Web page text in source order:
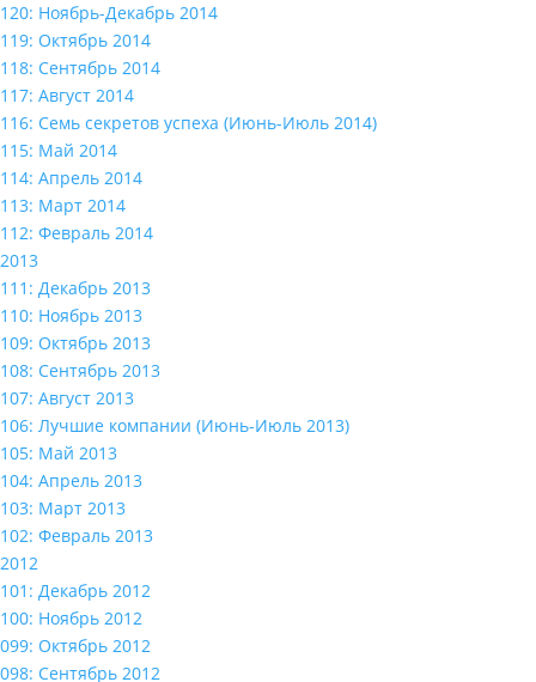
120: Ноябрь-Декабрь 2014
119: Октябрь 2014
118: Сентябрь 2014
117: Август 2014
116: Семь секретов успеха (Июнь-Июль 2014)
115: Май 2014
114: Апрель 2014
113: Март 2014
112: Февраль 2014
2013
111: Декабрь 2013
110: Ноябрь 2013
109: Октябрь 2013
108: Сентябрь 2013
107: Август 2013
106: Лучшие компании (Июнь-Июль 2013)
105: Май 2013
104: Апрель 2013
103: Март 2013
102: Февраль 2013
2012
101: Декабрь 2012
100: Ноябрь 2012
099: Октябрь 2012
098: Сентябрь 2012